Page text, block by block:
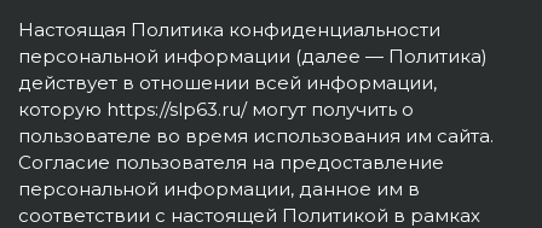
Настоящая Политика конфиденциальности
персональной информации (далее — Политика)
действует в отношении всей информации,
которую https://slp63.ru/ могут получить о
пользователе во время использования им сайта.
Согласие пользователя на предоставление
персональной информации, данное им в
соответствии с настоящей Политикой в рамках